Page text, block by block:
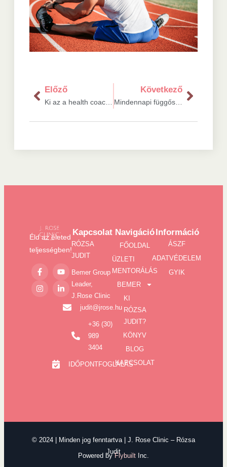
Előző Következő
Éld az életed
teljességben!
Kapcsolat
RÓZSA
JUDIT
Bemer Group
Leader,
J.Rose Clinic
judit@jrose.hu
+36 (30)
989
3404
IDŐPONTFOGLALÁS
Navigáció
FŐOLDAL
ÜZLETI
MENTORÁLÁS
BEMER
KI
RÓZSA
JUDIT?
KÖNYV
BLOG
KAPCSOLAT
Információ
ÁSZF
ADATVÉDELEM
GYIK
© 2024 | Minden jog fenntartva | J. Rose Clinic – Rózsa
Judit
Powered byFlybuilt Inc.